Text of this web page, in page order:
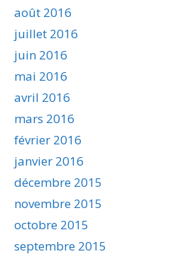
août 2016
juillet 2016
juin 2016
mai 2016
avril 2016
mars 2016
février 2016
janvier 2016
décembre 2015
novembre 2015
octobre 2015
septembre 2015